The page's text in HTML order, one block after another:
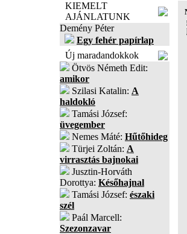
KIEMELT
AJÁNLATUNK
Demény Péter
Egy fehér papírlap
Új maradandokkok
Ötvös Németh Edit:
amikor
Szilasi Katalin: A
haldokló
Tamási József:
üvegember
Nemes Máté: Hűtőhideg
Türjei Zoltán: A
virrasztás bajnokai
Jusztin-Horváth
Dorottya: Későhajnal
Tamási József: északi
szél
Paál Marcell:
Szezonzavar